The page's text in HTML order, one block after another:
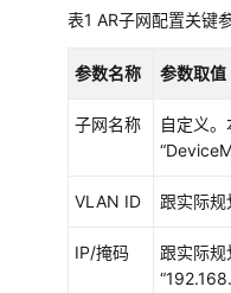
组
场
描
表1 AR子网配置关键
参数名称 参数取值
子网名称
自定义
VLAN ID 跟实际规
IP/掩码
跟实际